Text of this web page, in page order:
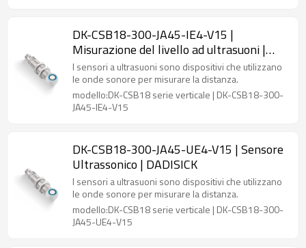
DK-CSB18-300-JA45-IE4-V15 |
Misurazione del livello ad ultrasuoni |
DADISICK
I sensori a ultrasuoni sono dispositivi che utilizzano
le onde sonore per misurare la distanza.
modello:DK-CSB18 serie verticale | DK-CSB18-300-
JA45-IE4-V15
DK-CSB18-300-JA45-UE4-V15 | Sensore
Ultrassonico | DADISICK
I sensori a ultrasuoni sono dispositivi che utilizzano
le onde sonore per misurare la distanza.
modello:DK-CSB18 serie verticale | DK-CSB18-300-
JA45-UE4-V15